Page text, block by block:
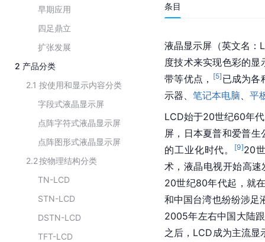
早期应用
四足鼎立
扩张发展
2 产品分类
2.1 按使用和显示内容分类
字段式液晶显示屏
点阵字符式液晶显示屏
点阵图形式液晶显示屏
2.2按物理结构分类
TN-LCD
STN-LCD
DSTN-LCD
TFT-LCD
条目
液晶显示屏（英文名
度技术来实现色彩的显
带等优点， [5] 已成为各
示器、 笔记本电脑
平
LCD始于20世纪60年
屏，日本夏普和爱普
的工业化时代。
[9]20
术，液晶电视开始高
20世纪80年代起，就
和中国台湾也纷纷涉足
2005年左右中国大陆
之后，LCD成为主流显